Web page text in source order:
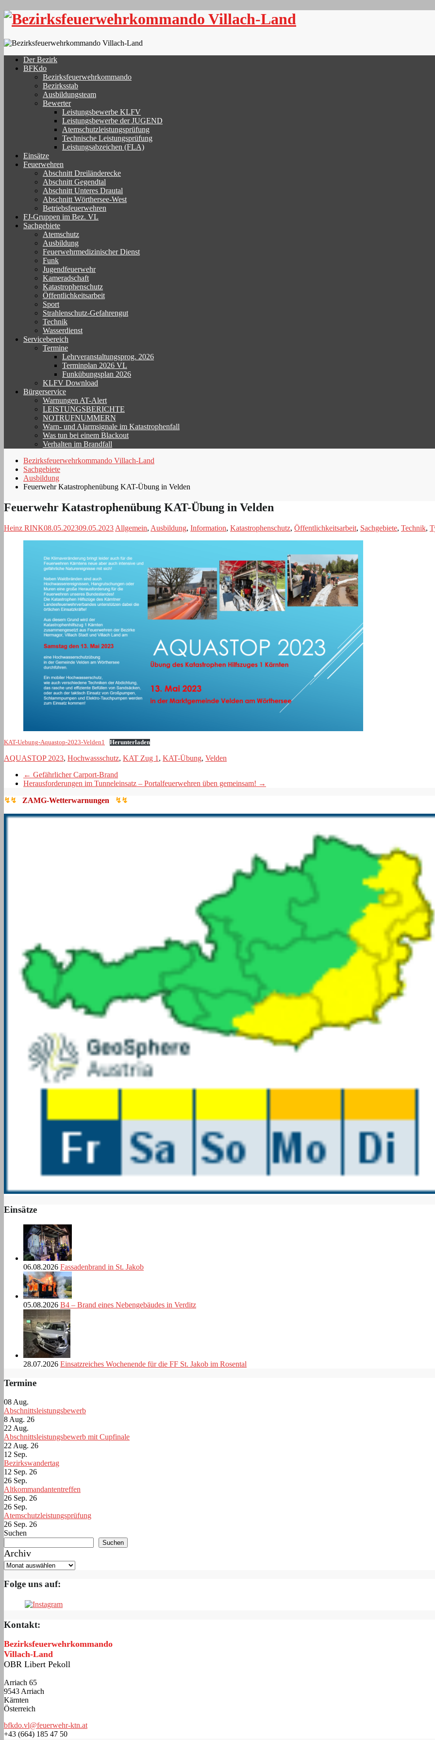
Skip
Der Bezirk
BFKdo
Bezirksfeuerwehrkommando
Bezirksstab
Ausbildungsteam
Bewerter
Leistungsbewerbe KLFV
Leistungsbewerbe der JUGEND
Atemschutzleistungsprüfung
Technische Leistungsprüfung
Leistungsabzeichen (FLA)
Einsätze
Feuerwehren
Abschnitt Dreiländerecke
Abschnitt Gegendtal
Abschnitt Unteres Drautal
Abschnitt Wörthersee-West
Betriebsfeuerwehren
FJ-Gruppen im Bez. VL
Sachgebiete
Atemschutz
Ausbildung
Feuerwehrmedizinischer Dienst
Funk
Jugendfeuerwehr
Kameradschaft
Katastrophenschutz
Öffentlichkeitsarbeit
Sport
Strahlenschutz-Gefahrengut
Technik
Wasserdienst
Servicebereich
Termine
Lehrveranstaltungsprog. 2026
Terminplan 2026 VL
Funkübungsplan 2026
KLFV Download
Bürgerservice
Warnungen AT-Alert
LEISTUNGSBERICHTE
NOTRUFNUMMERN
Warn- und Alarmsignale im Katastrophenfall
Was tun bei einem Blackout
Verhalten im Brandfall
Bezirksfeuerwehrkommando Villach-Land
Sachgebiete
Ausbildung
Feuerwehr Katastrophenübung KAT-Übung in Velden
Feuerwehr Katastrophenübung KAT-Übung in Velden
Heinz RINK08.05.202309.05.2023 Allgemein, Ausbildung, Information, Katastrophenschutz, Öffentlichkeitsarbeit, Sachgebiete, Technik,
KAT-Uebung-Aquastop-2023-Velden1 Herunterladen
AQUASTOP 2023, Hochwassschutz, KAT Zug 1 , KAT-Übung, Velden
← Gefährlicher Carport-Brand
Herausforderungen im Tunneleinsatz – Portalfeuerwehren üben gemeinsam! →
↯↯ ZAMG-Wetterwarnungen ↯↯
Einsätze
06.08.2026 Fassadenbrand in St. Jakob
05.08.2026 B4 – Brand eines Nebengebäudes in Verditz
28.07.2026 Einsatzreiches Wochenende für die FF St. Jakob im Rosental
Termine
08 Aug.
Abschnittsleistungsbewerb
8 Aug. 26
22 Aug.
Abschnittsleistungsbewerb mit Cupfinale
22 Aug. 26
12 Sep.
Bezirkswandertag
12 Sep. 26
26 Sep.
Altkommandantentreffen
26 Sep. 26
26 Sep.
Atemschutzleistungsprüfung
26 Sep. 26
Suchen
Suchen
Archiv
Folge uns auf:
Kontakt:
Bezirksfeuerwehrkommando
Villach-Land
OBR Libert Pekoll
Arriach 65
9543 Arriach
Kärnten
Österreich
bfkdo.vl@feuerwehr-ktn.at
+43 (664) 185 47 50